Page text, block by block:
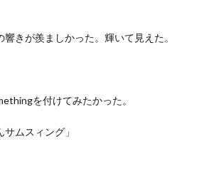
きが羨ましかった。輝いて見えた。
を付けてみたかった。
ムスィング」